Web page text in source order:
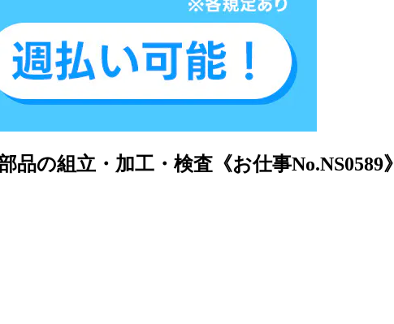
の組立・加工・検査《お仕事No.NS0589》